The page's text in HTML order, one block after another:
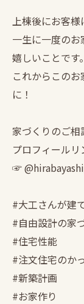
上棟後にお客様
一生に一度の
嬉しいことです。
これからこの
に！
家づくりのご
プロフィール
☞
#大工さんが建
#自由設計の家
#住宅性能
#注文住宅のか
#新築計画
#お家作り